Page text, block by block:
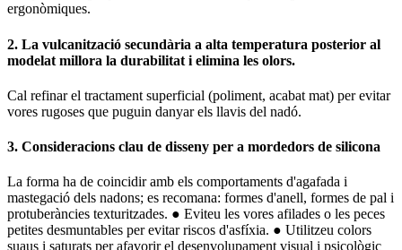
ergonòmiques.
2. La vulcanització secundària a alta temperatura posterior al
modelat millora la durabilitat i elimina les olors.
Cal refinar el tractament superficial (poliment, acabat mat) per evitar
vores rugoses que puguin danyar els llavis del nadó.
3. Consideracions clau de disseny per a mordedors de silicona
La forma ha de coincidir amb els comportaments d'agafada i
mastegació dels nadons; es recomana: formes d'anell, formes de pal i
protuberàncies texturitzades. ● Eviteu les vores afilades o les peces
petites desmuntables per evitar riscos d'asfíxia. ● Utilitzeu colors
suaus i saturats per afavorir el desenvolupament visual i psicològic